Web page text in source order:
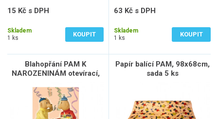
15 Kč s DPH
Skladem
1 ks
KOUPIT
63 Kč s DPH
Skladem
1 ks
KOUPIT
Blahopřání PAM K
NAROZENINÁM otevírací,
Papír balící PAM, 98x68cm,
sada 5 ks